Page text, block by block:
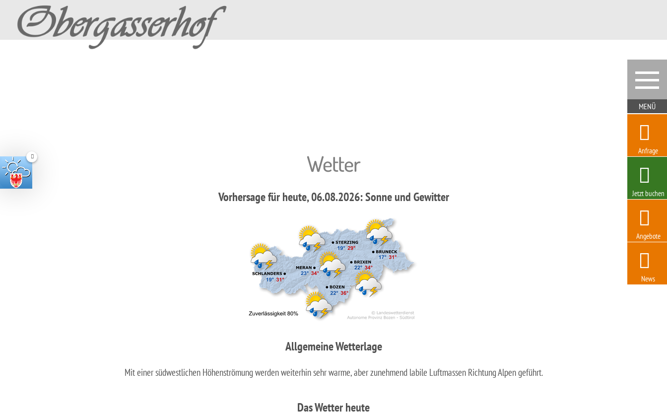
Anfrage
Jetzt buchen
Angebote
News
Wetter
Vorhersage für heute, 06.08.2026:Sonne und Gewitter
Allgemeine Wetterlage
Mit einer südwestlichen Höhenströmung werden weiterhin sehr warme, aber zunehmend labile Luftmassen Richtung Alpen geführt.
Das Wetter heute